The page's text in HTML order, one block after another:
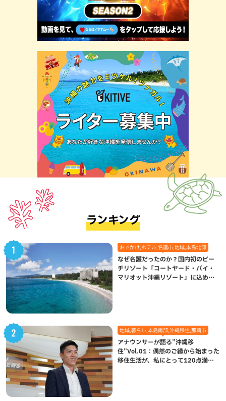
ランキング
おでかけ,ホテル,名護市,地域,本島北部
なぜ名護だったのか？国内初のビー
チリゾート「コートヤード・バイ・
マリオット沖縄リゾート」に込めら
地域,暮らし,本島南部,沖縄移住,那覇市
アナウンサーが語る”沖縄移
住”Vol.01：偶然のご縁から始まった
移住生活が、私にとって120点満点